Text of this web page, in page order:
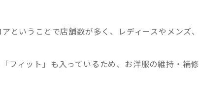
ということで店舗数が多く、レディースやメンズ、
フィット」も入っているため、お洋服の維持・補修